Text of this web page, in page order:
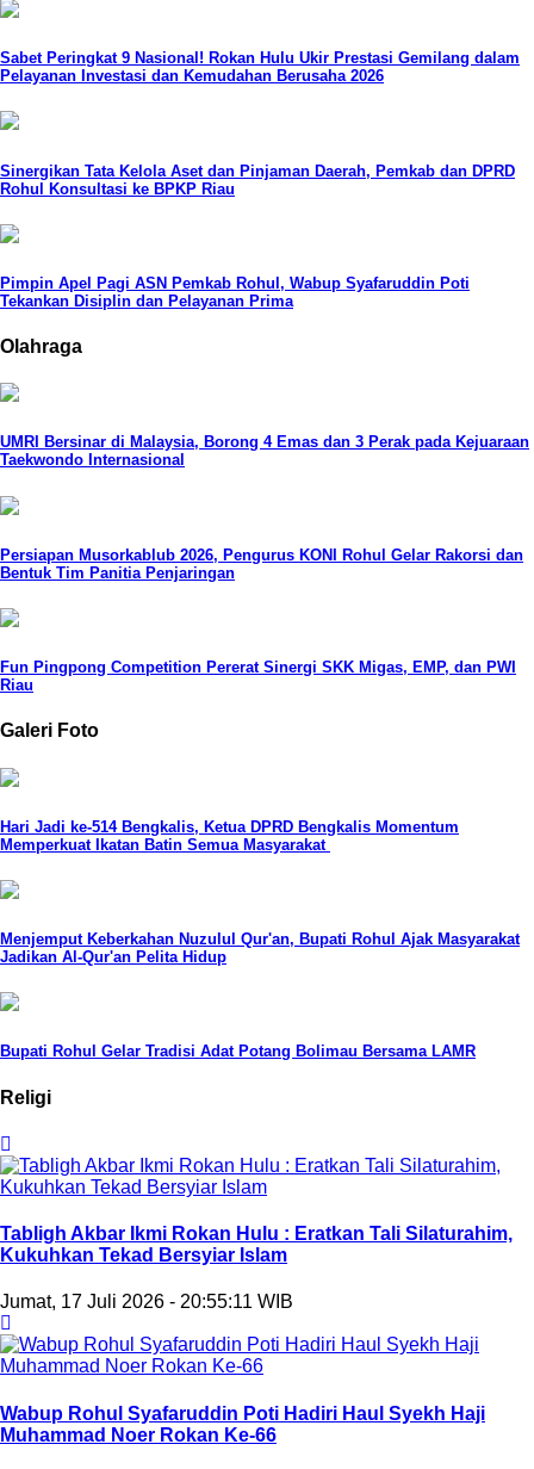
Sabet Peringkat 9 Nasional! Rokan Hulu Ukir Prestasi Gemilang dalam
Pelayanan Investasi dan Kemudahan Berusaha 2026
Sinergikan Tata Kelola Aset dan Pinjaman Daerah, Pemkab dan DPRD
Rohul Konsultasi ke BPKP Riau
Pimpin Apel Pagi ASN Pemkab Rohul, Wabup Syafaruddin Poti
Tekankan Disiplin dan Pelayanan Prima
Olahraga
UMRI Bersinar di Malaysia, Borong 4 Emas dan 3 Perak pada Kejuaraan
Taekwondo Internasional
Persiapan Musorkablub 2026, Pengurus KONI Rohul Gelar Rakorsi dan
Bentuk Tim Panitia Penjaringan
Fun Pingpong Competition Pererat Sinergi SKK Migas, EMP, dan PWI
Riau
Galeri Foto
Hari Jadi ke-514 Bengkalis, Ketua DPRD Bengkalis Momentum
Memperkuat Ikatan Batin Semua Masyarakat
Menjemput Keberkahan Nuzulul Qur'an, Bupati Rohul Ajak Masyarakat
Jadikan Al-Qur'an Pelita Hidup
Bupati Rohul Gelar Tradisi Adat Potang Bolimau Bersama LAMR
Religi
Tabligh Akbar Ikmi Rokan Hulu : Eratkan Tali Silaturahim,
Kukuhkan Tekad Bersyiar Islam
Jumat, 17 Juli 2026 - 20:55:11 WIB
Wabup Rohul Syafaruddin Poti Hadiri Haul Syekh Haji
Muhammad Noer Rokan Ke-66